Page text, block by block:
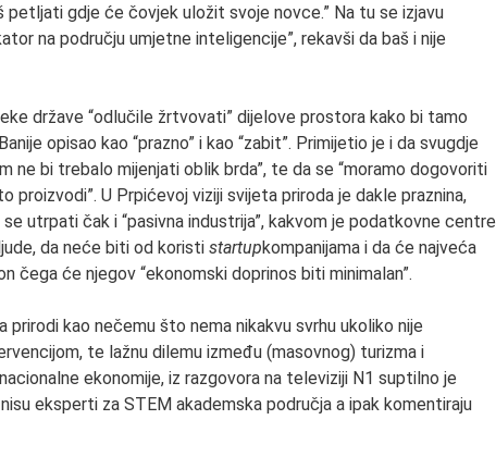
gdje će čovjek uložit svoje novce.” Na tu se izjavu
na području umjetne inteligencije”, rekavši da baš i nije
države “odlučile žrtvovati” dijelove prostora kako bi tamo
opisao kao “prazno” i kao “zabit”. Primijetio je i da svugdje
ne bi trebalo mijenjati oblik brda”, te da se “moramo dogovoriti
proizvodi”. U Prpićevoj viziji svijeta priroda je dakle praznina,
utrpati čak i “pasivna industrija”, kakvom je podatkovne centre
da neće biti od koristi startupkompanijama i da će najveća
čega će njegov “ekonomski doprinos biti minimalan”.
kao nečemu što nema nikakvu svrhu ukoliko nije
te lažnu dilemu između (masovnog) turizma i
ekonomije, iz razgovora na televiziji N1 suptilno je
eksperti za STEM akademska područja a ipak komentiraju